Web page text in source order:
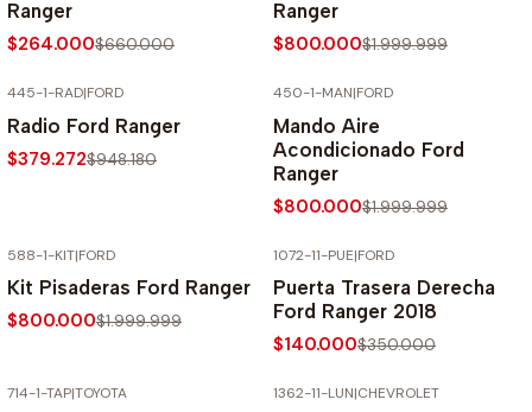
Ranger
$264.000$660.000
Ranger
$800.000$1.999.999
445-1-RAD|FORD
Radio Ford Ranger
$379.272$948.180
450-1-MAN|FORD
Mando Aire
Acondicionado Ford
Ranger
$800.000$1.999.999
588-1-KIT|FORD
Kit Pisaderas Ford Ranger
$800.000$1.999.999
1072-11-PUE|FORD
Puerta Trasera Derecha
Ford Ranger 2018
$140.000$350.000
714-1-TAP|TOYOTA 1362-11-LUN|CHEVROLET